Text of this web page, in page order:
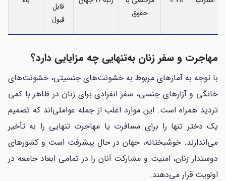
حقوق
قابل
قبول
مهاجرت و سفر زنان به‌تنهایی چه مزایایی دارد؟
با توجه به آمارهای مربوط به خشونت‌های جنسیتی، خشونت‌های
خانگی و آزارهای جنسی، سفر انفرادی برای زنان در ظاهر با کمی
تردید همراه است. این موارد اغلب از جمله عواملی‌اند که تصمیم
یک دختر تنها را برای مسافرت یا مهاجرت تنهایی را به تأخیر
می‌اندازند. خوشبختانه، جهان در حال پیشرفت است و کشورهای
دوستدار زنان، امنیت و مشارکت آنان را در تمامی ابعاد جامعه در
اولویت قرار می‌دهند.